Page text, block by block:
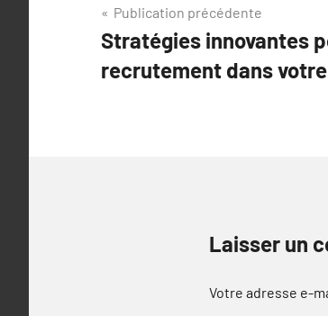
Navigation
de
l’article
Publication précédente
Stratégies innovantes
recrutement dans
Laisser un
Votre adresse e-